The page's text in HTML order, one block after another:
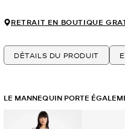
RETRAIT EN BOUTIQUE
DÉTAILS DU PRODUIT
LE MANNEQUIN PORTE